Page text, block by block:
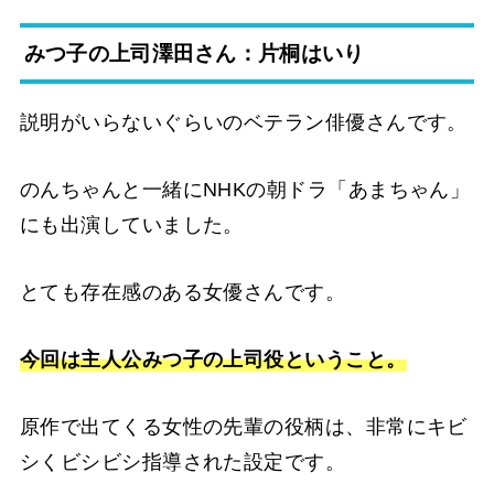
みつ子の上司澤田さん：片桐はいり
説明がいらないぐらいのベテラン俳優さんです。
のんちゃんと一緒にNHKの朝ドラ「あまちゃん」
にも出演していました。
とても存在感のある女優さんです。
今回は主人公みつ子の上司役ということ。
原作で出てくる女性の先輩の役柄は、非常にキビ
シくビシビシ指導された設定です。